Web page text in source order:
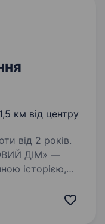
1,5 км від центру
від 2 років.
історією,